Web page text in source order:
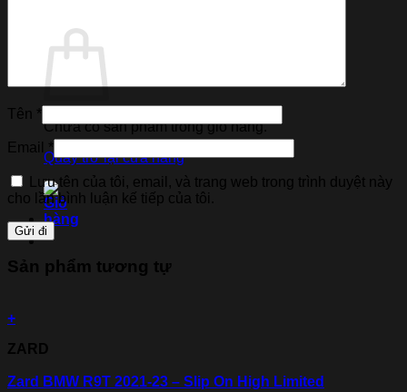
Chưa có sản phẩm trong giỏ hàng.
Quay trở lại cửa hàng
Tên *
Email *
Lưu tên của tôi, email, và trang web trong trình duyệt này
cho lần bình luận kế tiếp của tôi.
Sản phẩm tương tự
+
ZARD
Zard BMW R9T 2021-23 – Slip On High Limited